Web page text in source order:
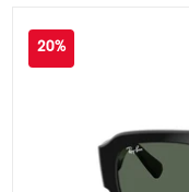
20%